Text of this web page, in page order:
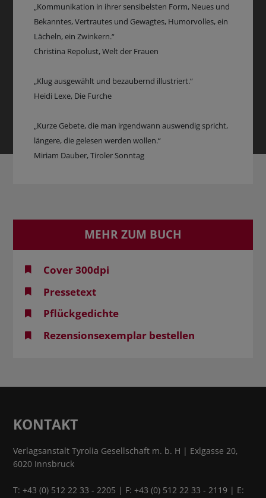
„Kommunikation in ihrer sensibelsten Form, Neues und
Bekanntes, Vertrautes und Gewagtes, Humorvolles, ein
Lächeln, ein Zwinkern.“
Christina Repolust, Welt der Frauen
„Klug ausgewählt und bezaubernd illustriert.“
Heidi Lexe, Die Furche
„Kurze Gebete, die man irgendwann auswendig spricht,
längere, die gelesen werden wollen.“
Miriam Dauber, Tiroler Sonntag
MEHR ZUM BUCH
Cover 300dpi
Pressetext
Pflückgedichte
Rezensionsexemplar bestellen
KONTAKT
Verlagsanstalt Tyrolia Gesellschaft m. b. H | Exlgasse 20,
6020 Innsbruck
T:+43 (0) 512 22 33 - 2205 | F: +43 (0) 512 22 33 - 2119 | E: